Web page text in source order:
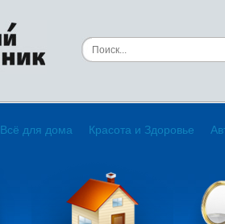
Всё для дома Красота и Здоровье